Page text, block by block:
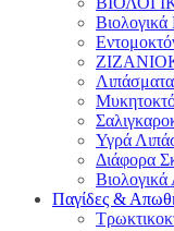
Λιπάσματα
Υγρά
Διάφορα
Παγίδες &